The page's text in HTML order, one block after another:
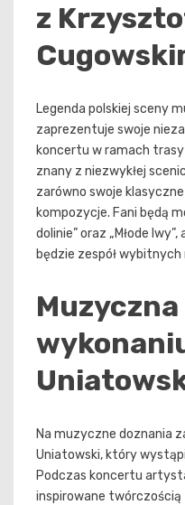
z
Legenda polskiej sceny
zaprezentuje swoje
koncertu w ramach
znany z niezwykłej
zarówno swoje
kompozycje. Fani będą
dolinie” oraz „Młode
będzie zespół wybitnych
Na muzyczne doznania
Uniatowski, który
Podczas koncertu
inspirowane